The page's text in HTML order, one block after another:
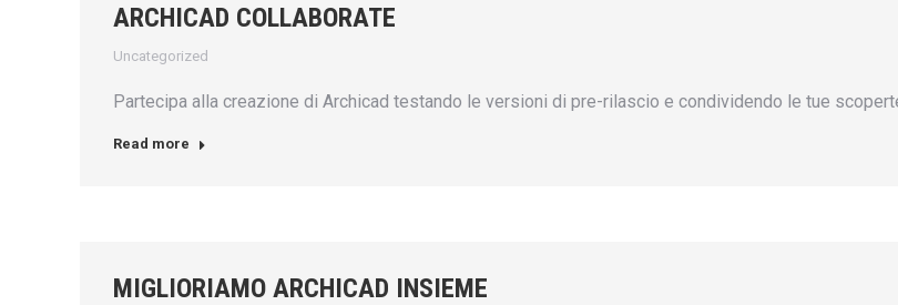
ARCHICAD COLLABORATE
Uncategorized
Partecipa alla creazione di Archicad testando le versioni di pre-rilascio e condividendo le tue
Read more
MIGLIORIAMO ARCHICAD INSIEME